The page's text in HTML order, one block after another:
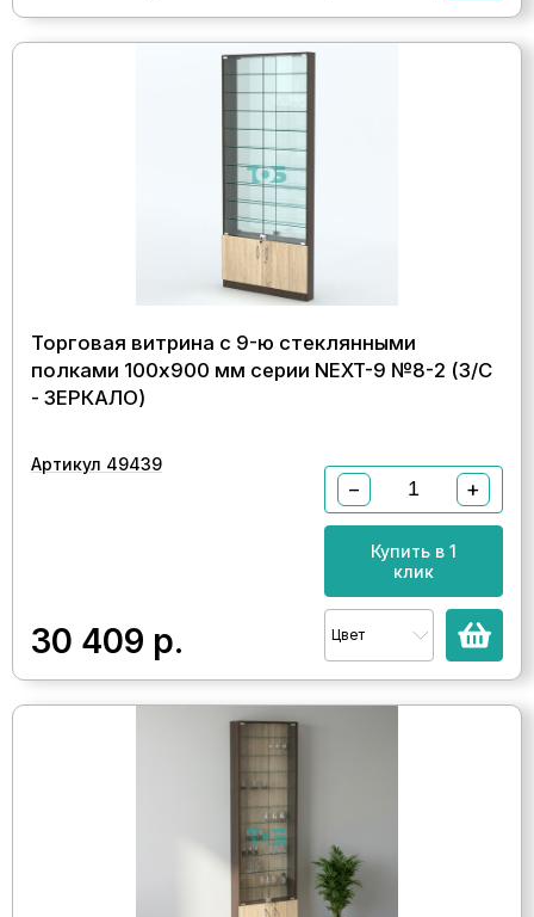
Торговая витрина с 9-ю стеклянными
полками 100x900 мм серии NEXT-9 №8-2 (З/C
- ЗЕРКАЛО)
Артикул 49439
30 409 р.
− +
Купить в 1
клик
Цвет